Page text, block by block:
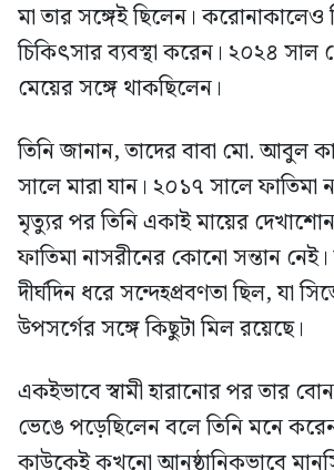
মা তার সঙ্গেই ছিলেন। করোনাকালেও
চিকিৎসার ব্যবস্থা করেন। ২০২৪ সাল
মেয়ের সঙ্গে থাকছিলেন।
তিনি জানান, তাদের বাবা মো. আবুল
সালে মারা যান। ২০১৭ সালে ফাতিমা
মৃত্যুর পর তিনি একাই মায়ের
ফাতিমা নাসরীনের কোনো সন্তান
দীর্ঘদিন ধরে সন্দেহপ্রবণতা ছিল, যা
উপসর্গের সঙ্গে কিছুটা মিল রয়েছে।
একইভাবে স্বামী হারানোর পর তার
ভেঙে পড়েছিলেন বলে তিনি মনে